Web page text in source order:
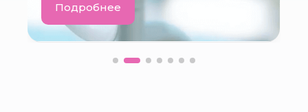
Подробнее